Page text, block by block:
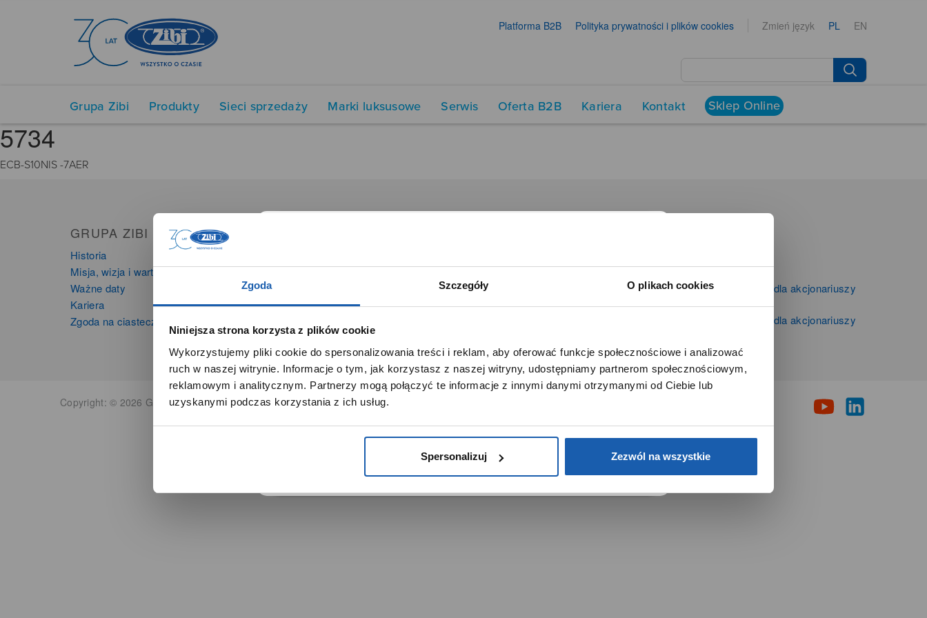
Zgoda Szczegóły O plikach cookies
Niniejsza strona korzysta z plików cookie
Wykorzystujemy pliki cookie do spersonalizowania treści i reklam, aby oferować funkcje społecznościowe i analizować
ruch w naszej witrynie. Informacje o tym, jak korzystasz z naszej witryny, udostępniamy partnerom społecznościowym,
reklamowym i analitycznym. Partnerzy mogą połączyć te informacje z innymi danymi otrzymanymi od Ciebie lub
uzyskanymi podczas korzystania z ich usług.
Spersonalizuj Zezwól na wszystkie
Platforma B2B Polityka prywatności i plików cookies Zmień język PL EN
Grupa Zibi Produkty Sieci sprzedaży Marki luksusowe Serwis Oferta B2B Kariera Kontakt Sklep Online
5734
ECB-S10NIS -7AER
GRUPA ZIBI
Historia
Misja, wizja i wartości Grupy Zibi
Ważne daty
Kariera
Zgoda na ciasteczka
Instrumenty muzyczne
Kalkulatory
Time Trend
Salony muzyczne Riff
Noble Place
Kontakt dla mediów
Informacje firmowe i dla akcjonariuszy
Zibi S.A.
Informacje firmowe i dla akcjonariuszy
Copyright: © 2026 Grupa Zibi S.A. Wszelkie prawa zastrzeżone.
SZANOWNA UŻYTKOWNICZKO
Używamy plików cookie w celach analitycznych, statystycznych i
marketingowych, w tym aby analizować ruch w tej witrynie,
optymalizować jej działanie oraz zapamiętywać Twoje preferencje.
DOWIEDZ SIĘ WIĘCEJ PRZEJDŹ DO SERWISU